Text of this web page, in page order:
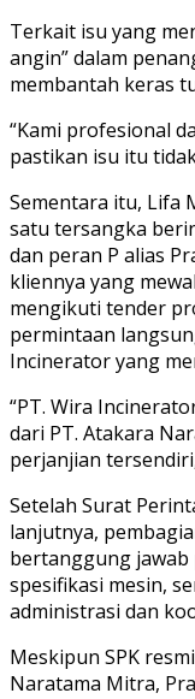
Terkait isu yang
angin” dalam
membantah keras
“Kami profesional
pastikan isu itu
Sementara itu, Lifa
satu tersangka
dan peran P alias
kliennya yang
mengikuti tender
permintaan
Incinerator yang
“PT. Wira
dari PT. Atakara
perjanjian
Setelah Surat
lanjutnya,
bertanggung
spesifikasi mesin,
administrasi dan
Meskipun SPK
Naratama Mitra,